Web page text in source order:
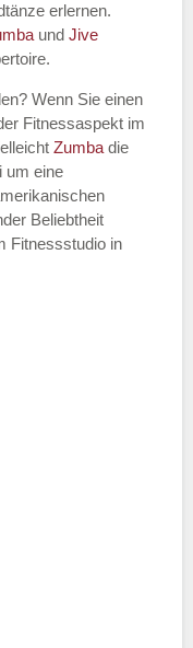
erlernen.
und Jive
Wenn Sie einen
Fitnessaspekt im
Zumba die
um eine
Beliebtheit
Fitnessstudio in